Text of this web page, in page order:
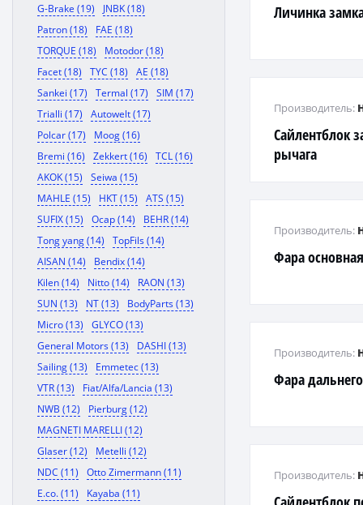
G-Brake (19)
JNBK (18)
Patron (18)
FAE (18)
TORQUE (18)
Motodor (18)
Facet (18)
TYC (18)
AE (18)
Sankei (17)
Termal (17)
SIM (17)
Trialli (17)
Autowelt (17)
Polcar (17)
Moog (16)
Bremi (16)
Zekkert (16)
TCL (16)
AKOK (15)
Seiwa (15)
MAHLE (15)
HKT (15)
ATS (15)
SUFIX (15)
Ocap (14)
BEHR (14)
Tong yang (14)
TopFils (14)
AISAN (14)
Bendix (14)
Kilen (14)
Nitto (14)
RAON (13)
SUN (13)
NT (13)
BodyParts (13)
Micro (13)
GLYCO (13)
General Motors (13)
DASHI (13)
Sailing (13)
Emmetec (13)
VTR (13)
Fiat/Alfa/Lancia (13)
NWB (12)
Pierburg (12)
MAGNETI MARELLI (12)
Glaser (12)
Metelli (12)
NDC (11)
Otto Zimermann (11)
E.co. (11)
Kayaba (11)
Личинка
Сайлентблок
рычага
Производитель:
Фара
Производитель:
Фара
Производитель:
Производитель: